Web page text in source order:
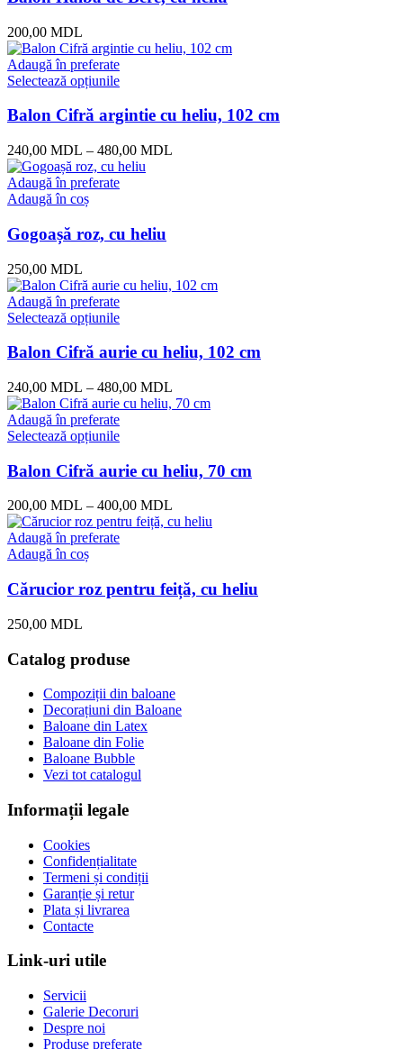
200,00 MDL
Adaugă în preferate
Selectează opțiunile
Balon Cifră argintie cu heliu, 102 cm
240,00 MDL – 480,00 MDL
Adaugă în preferate
Adaugă în coș
Gogoașă roz, cu heliu
250,00 MDL
Adaugă în preferate
Selectează opțiunile
Balon Cifră aurie cu heliu, 102 cm
240,00 MDL – 480,00 MDL
Adaugă în preferate
Selectează opțiunile
Balon Cifră aurie cu heliu, 70 cm
200,00 MDL – 400,00 MDL
Adaugă în preferate
Adaugă în coș
Cărucior roz pentru feiță, cu heliu
250,00 MDL
Catalog produse
Compoziții din baloane
Decorațiuni din Baloane
Baloane din Latex
Baloane din Folie
Baloane Bubble
Vezi tot catalogul
Informații legale
Cookies
Confidențialitate
Termeni și condiții
Garanție și retur
Plata și livrarea
Contacte
Link-uri utile
Servicii
Galerie Decoruri
Despre noi
Produse preferate